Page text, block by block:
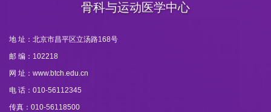
骨科与运动医学中心
地 址：北京市昌平区立汤路168号
邮 编：102218
网 址：www.btch.edu.cn
电 话：010-56112345
传真：010-56118500